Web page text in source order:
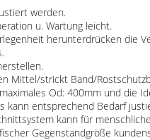
werden.
u. Wartung leicht.
herunterdrücken die
Mittel/strickt Band/
Od: 400mm und die
kann entsprechend Bedarf
kann für
Gegenstandgröße